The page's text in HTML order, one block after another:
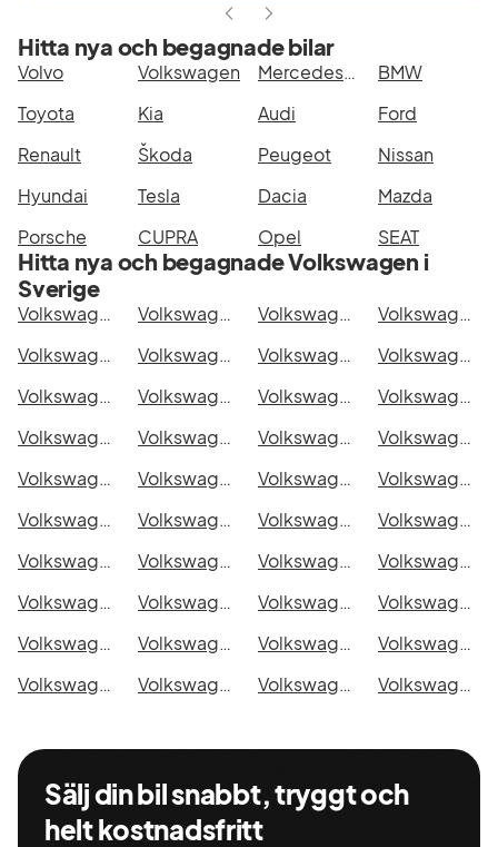
Hitta nya och begagnade bilar
Volvo Volkswagen Mercedes-Benz
BMW
Toyota
Kia Audi
Ford
Renault
Škoda Peugeot
Nissan
Hyundai
Tesla Dacia
Mazda
Porsche
CUPRA Opel SEAT
Hitta nya och begagnade Volkswagen i
Sverige
Volkswagen Transporter Chassi Cab i Stockholm Volkswagen Transporter Chassi Cab i Göteborg Volkswagen Transporter Chassi Cab i Helsingborg
Volkswagen Transporter Chassi Cab i Jönköping
Volkswagen Transporter Chassi Cab i Malmö
Volkswagen Transporter Chassi Cab i Örebro Volkswagen Transporter Chassi Cab i Norrköping
Volkswagen Transporter Chassi Cab i Linköping
Volkswagen Transporter Chassi Cab i Uppsala
Volkswagen Transporter Chassi Cab i Västerås Volkswagen Transporter Chassi Cab i Halmstad
Volkswagen Transporter Chassi Cab i Växjö
Volkswagen Transporter Chassi Cab i Eskilstuna
Volkswagen Transporter Chassi Cab i Kalmar Volkswagen Transporter Chassi Cab i Karlskrona
Volkswagen Transporter Chassi Cab i Karlstad
Volkswagen Transporter Chassi Cab i Kristianstad
Volkswagen Transporter Chassi Cab i Sundsvall Volkswagen Transporter Chassi Cab i Umeå
Volkswagen Transporter Chassi Cab i Varberg
Volkswagen Transporter Chassi Cab i Borås
Volkswagen Transporter Chassi Cab i Falkenberg Volkswagen Transporter Chassi Cab i Gävle
Volkswagen Transporter Chassi Cab i Luleå
Volkswagen Transporter Chassi Cab i Lund
Volkswagen Transporter Chassi Cab i Mönsterås Volkswagen Transporter Chassi Cab i Uddevalla
Volkswagen Transporter Chassi Cab i Västervik
Volkswagen Transporter Chassi Cab i Ystad
Volkswagen Transporter Chassi Cab i Östersund Volkswagen Transporter Chassi Cab i Borlänge
Volkswagen Transporter Chassi Cab i Kiruna
Volkswagen Transporter Chassi Cab i Nyköping
Volkswagen Transporter Chassi Cab i Oskarshamn Volkswagen Transporter Chassi Cab i Sigtuna
Volkswagen Transporter Chassi Cab i Skellefteå
Volkswagen Transporter Chassi Cab i Skövde
Volkswagen Transporter Chassi Cab i Trollhättan Volkswagen Transporter Chassi Cab i Alingsås Volkswagen Transporter Chassi Cab i Båstad
Sälj din bil snabbt, tryggt och
helt kostnadsfritt